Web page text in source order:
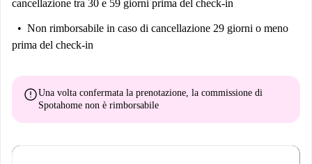
cancellazione tra 30 e 59 giorni prima del check-in
Non rimborsabile in caso di cancellazione 29 giorni o meno
prima del check-in
errorUna volta confermata la prenotazione, la commissione di
Spotahome non è rimborsabile